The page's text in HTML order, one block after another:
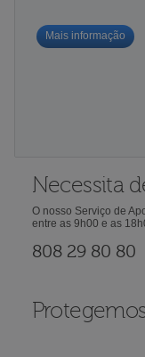
Mais informação
Necessita
O nosso Serviço de
entre as 9h00 e as
808 29 80 80